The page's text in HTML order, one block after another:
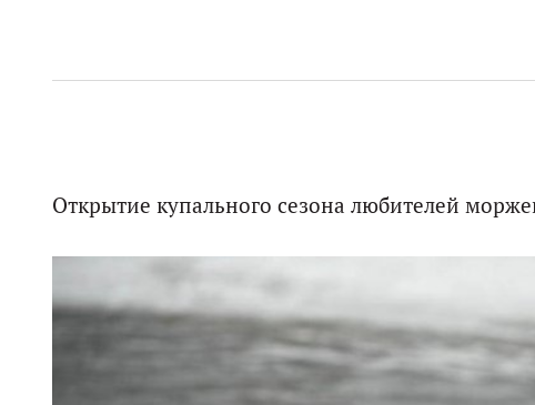
Открытие купального сезона любителей